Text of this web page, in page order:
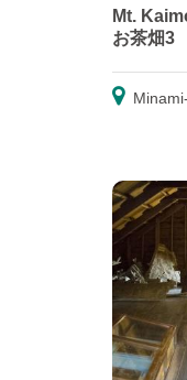
Mt.
お茶畑3